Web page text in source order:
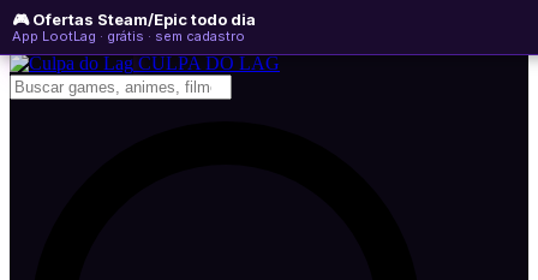
🎮 Ofertas Steam/Epic todo dia
App LootLag · grátis · sem cadastro
quinta-feira, 06 de agosto de 2026
Newsletter
CULPA DO LAG